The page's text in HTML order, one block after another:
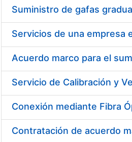
Erakutsi/Ezkutatu
Acuerdo marco para el